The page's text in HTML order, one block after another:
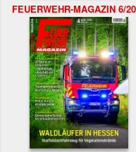
FEUERWEHR-MAGAZIN 6/